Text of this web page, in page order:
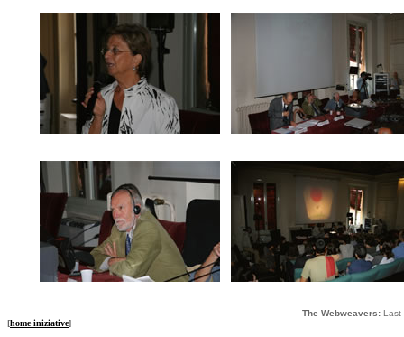
The Webweavers:Last
[home iniziative]